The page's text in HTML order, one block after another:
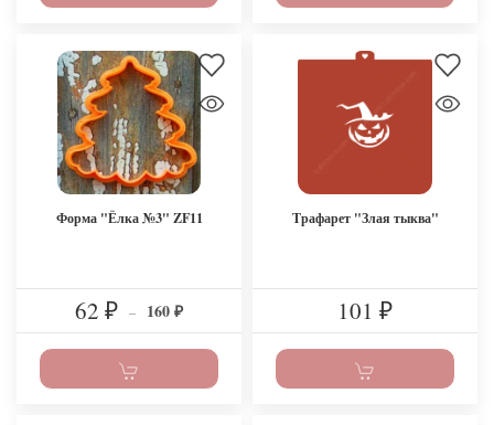
Форма "Ёлка №3" ZF11
62 ₽ – 160 ₽
Трафарет "Злая тыква"
101 ₽